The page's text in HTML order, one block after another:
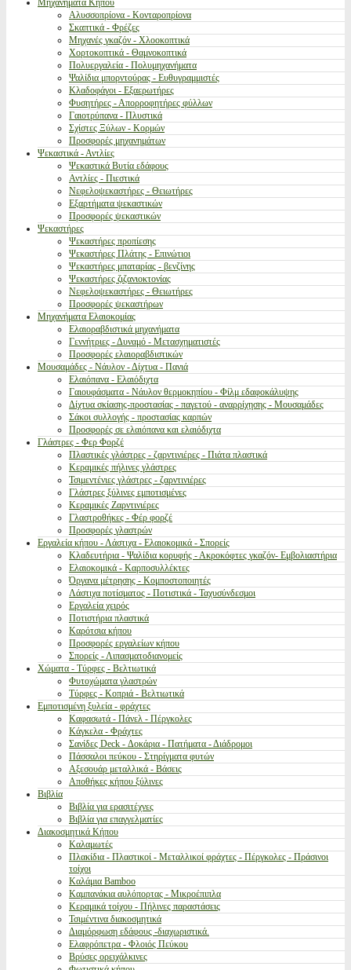
Μηχανήματα Κήπου
Αλυσσοπρίονα - Κονταροπρίονα
Σκαπτικά - Φρέζες
Μηχανές γκαζόν - Χλοοκοπτικά
Χορτοκοπτικά - Θαμνοκοπτικά
Πολυεργαλεία - Πολυμηχανήματα
Ψαλίδια μπορντούρας - Ευθυγραμμιστές
Κλαδοφάγοι - Εξαερωτήρες
Φυσητήρες - Απορροφητήρες φύλλων
Γαιοτρύπανα - Πλυστικά
Σχίστες Ξύλων - Κορμών
Προσφορές μηχανημάτων
Ψεκαστικά - Αντλίες
Ψεκαστικά Βυτία εδάφους
Αντλίες - Πιεστικά
Νεφελοψεκαστήρες - Θειωτήρες
Εξαρτήματα ψεκαστικών
Προσφορές ψεκαστικών
Ψεκαστήρες
Ψεκαστήρες προπίεσης
Ψεκαστήρες Πλάτης - Επινώτιοι
Ψεκαστήρες μπαταρίας - βενζίνης
Ψεκαστήρες ζιζανιοκτονίας
Νεφελοψεκαστήρες - Θειωτήρες
Προσφορές ψεκαστήρων
Μηχανήματα Ελαιοκομίας
Ελαιοραβδιστικά μηχανήματα
Γεννήτριες - Δυναμό - Μετασχηματιστές
Προσφορές ελαιοραβδιστικών
Μουσαμάδες - Νάυλον - Δίχτυα - Πανιά
Ελαιόπανα - Ελαιόδιχτα
Γαιουφάσματα - Νάυλον θερμοκηπίου - Φίλμ εδαφοκάλυψης
Δίχτυα σκίασης-προστασίας - παγετού - αναρρίχησης - Μουσαμάδες
Σάκοι συλλογής - προστασίας καρπών
Προσφορές σε ελαιόπανα και ελαιόδιχτα
Γλάστρες - Φερ Φορζέ
Πλαστικές γλάστρες - ζαρντινιέρες - Πιάτα πλαστικά
Κεραμικές πήλινες γλάστρες
Τσιμεντένιες γλάστρες - ζαρντινιέρες
Γλάστρες ξύλινες εμποτισμένες
Κεραμικές Ζαρντινιέρες
Γλαστροθήκες - Φέρ φορζέ
Προσφορές γλαστρών
Εργαλεία κήπου - Λάστιχα - Ελαιοκομικά - Σπορείς
Κλαδευτήρια - Ψαλίδια κορυφής - Ακροκόφτες γκαζόν- Εμβολιαστήρια
Ελαιοκομικά - Καρποσυλλέκτες
Όργανα μέτρησης - Κομποστοποιητές
Λάστιχα ποτίσματος - Ποτιστικά - Ταχυσύνδεσμοι
Εργαλεία χειρός
Ποτιστήρια πλαστικά
Καρότσια κήπου
Προσφορές εργαλείων κήπου
Σπορείς - Λιπασματοδιανομείς
Χώματα - Τύρφες - Βελτιωτικά
Φυτοχώματα γλαστρών
Τύρφες - Κοπριά - Βελτιωτικά
Εμποτισμένη ξυλεία - φράχτες
Καφασωτά - Πάνελ - Πέργκολες
Κάγκελα - Φράχτες
Σανίδες Deck - Δοκάρια - Πατήματα - Διάδρομοι
Πάσσαλοι πεύκου - Στηρίγματα φυτών
Αξεσουάρ μεταλλικά - Βάσεις
Αποθήκες κήπου ξύλινες
Βιβλία
Βιβλία για ερασιτέχνες
Βιβλία για επαγγελματίες
Διακοσμητικά Κήπου
Καλαμωτές
Πλακίδια - Πλαστικοί - Μεταλλικοί φράχτες - Πέργκολες - Πράσινοι
τοίχοι
Καλάμια Bamboo
Καμπανάκια αυλόπορτας - Μικροέπιπλα
Κεραμικά τοίχου - Πήλινες παραστάσεις
Τσιμέντινα διακοσμητικά
Διαμόρφωση εδάφους -διαχωριστικά.
Ελαφρόπετρα - Φλοιός Πεύκου
Βρύσες ορειχάλκινες